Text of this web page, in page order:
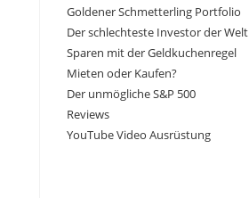
Goldener Schmetterling Portfolio
Der schlechteste Investor der Welt
Sparen mit der Geldkuchenregel
Mieten oder Kaufen?
Der unmögliche S&P 500
Reviews
YouTube Video Ausrüstung